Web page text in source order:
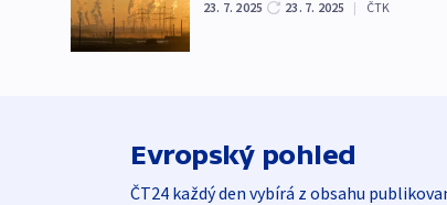
23. 7. 2025 23. 7. 2025 | ČTK
Evropský pohled
ČT24 každý den vybírá z obsahu